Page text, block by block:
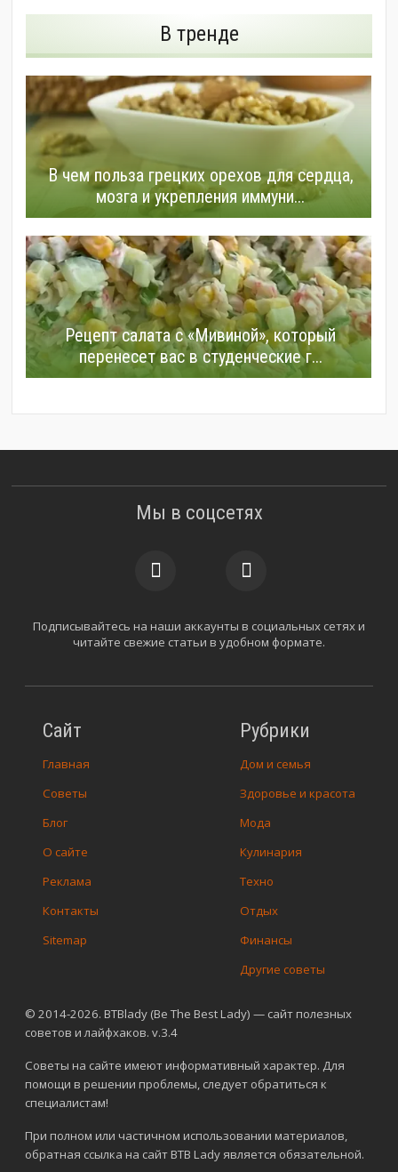
В тренде
В чем польза грецких орехов для сердца,
мозга и укрепления иммуни...
Рецепт салата с «Мивиной», который
перенесет вас в студенческие г...
© 2014-2026. BTBlady (Be The Best Lady) — сайт полезных
советов и лайфхаков. v.3.4
Советы на сайте имеют информативный характер. Для
помощи в решении проблемы, следует обратиться к
специалистам!
При полном или частичном использовании материалов,
обратная ссылка на сайт BTB Lady является обязательной.
Сайт
Главная
Советы
Блог
О сайте
Реклама
Контакты
Sitemap
Рубрики
Дом и семья
Здоровье и красота
Мода
Кулинария
Техно
Отдых
Финансы
Другие советы
Мы в соцсетях
Подписывайтесь на наши аккаунты в социальных сетях и
читайте свежие статьи в удобном формате.